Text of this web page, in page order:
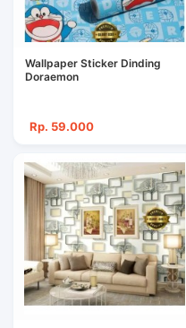
Wallpaper Sticker Dinding
Doraemon
Rp. 59.000